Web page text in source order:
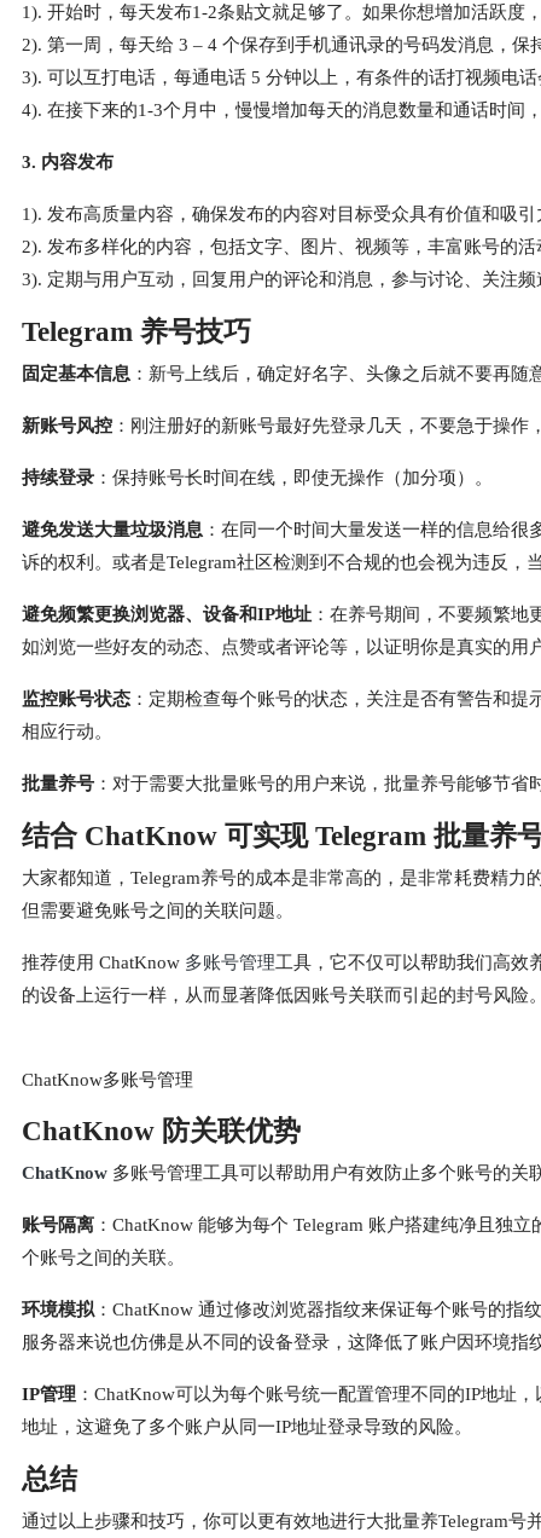
1). 开始时，每天发布1-2条贴文就足够了。如果你想增加活跃
2). 第一周，每天给 3 – 4 个保存到手机通讯录的号码发消息，
3). 可以互打电话，每通电话 5 分钟以上，有条件的话打视频电
4). 在接下来的1-3个月中，慢慢增加每天的消息数量和通话时间
3. 内容发布
1). 发布高质量内容，确保发布的内容对目标受众具有价值和吸引
2). 发布多样化的内容，包括文字、图片、视频等，丰富账号的活
3). 定期与用户互动，回复用户的评论和消息，参与讨论、关注
Telegram 养号技巧
固定基本信息 ：新号上线后，确定好名字、头像之后就不要再
新账号风控 ：刚注册好的新账号最好先登录几天，不要急于操作
持续登录 ：保持账号长时间在线，即使无操作（加分项）。
避免发送大量垃圾消息 ：在同一个时间大量发送一样的信息给
诉的权利。或者是Telegram社区检测到不合规的也会视为违反，
避免频繁更换浏览器、设备和IP地址 ：在养号期间，不要频繁
如浏览一些好友的动态、点赞或者评论等，以证明你是真实的用
监控账号状态 ：定期检查每个账号的状态，关注是否有警告和
相应行动。
批量养号 ：对于需要大批量账号的用户来说，批量养号能够节
结合 ChatKnow 可实现 Telegram 批量养
大家都知道，Telegram养号的成本是非常高的，是非常耗费精
但需要避免账号之间的关联问题。
推荐使用 ChatKnow 多账号管理工具，它不仅可以帮助我们高效
的设备上运行一样，从而显著降低因账号关联而引起的封号风险
ChatKnow多账号管理
ChatKnow 防关联优势
ChatKnow 多账号管理工具可以帮助用户有效防止多个账号的
账号隔离 ：ChatKnow 能够为每个 Telegram 账户搭建纯净且独
个账号之间的关联。
环境模拟 ：ChatKnow 通过修改浏览器指纹来保证每个账号的
服务器来说也仿佛是从不同的设备登录，这降低了账户因环境指
IP管理 ：ChatKnow可以为每个账号统一配置管理不同的IP地址
地址，这避免了多个账户从同一IP地址登录导致的风险。
总结
通过以上步骤和技巧，你可以更有效地进行大批量养Telegram号